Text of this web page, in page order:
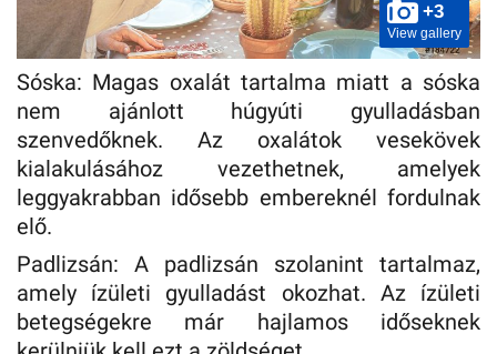
+3
View gallery
Sóska: Magas oxalát tartalma miatt a sóska
nem ajánlott húgyúti gyulladásban
szenvedőknek. Az oxalátok vesekövek
kialakulásához vezethetnek, amelyek
leggyakrabban idősebb embereknél fordulnak
elő.
Padlizsán: A padlizsán szolanint tartalmaz,
amely ízületi gyulladást okozhat. Az ízületi
betegségekre már hajlamos időseknek